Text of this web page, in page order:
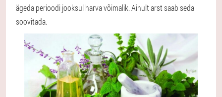
ägeda perioodi jooksul harva võimalik. Ainult arst saab seda
soovitada.